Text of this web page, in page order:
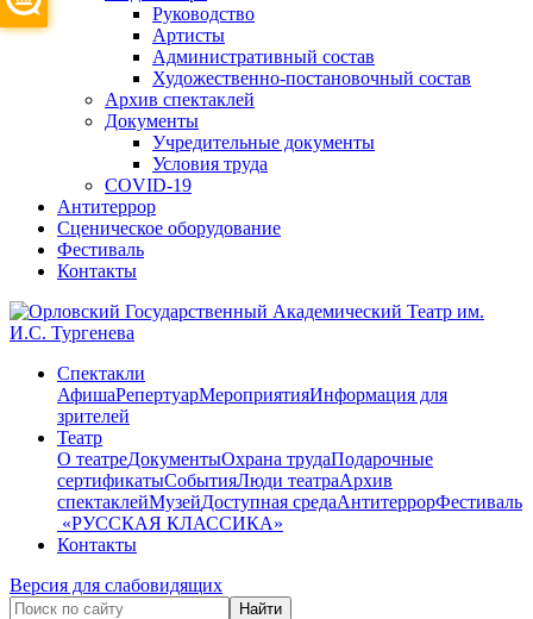
Руководство
Артисты
Административный состав
Художественно-постановочный состав
Архив спектаклей
Документы
Учредительные документы
Условия труда
COVID-19
Антитеррор
Сценическое оборудование
Фестиваль
Контакты
Спектакли
АфишаРепертуарМероприятияИнформация для
зрителей
Театр
О театреДокументыОхрана трудаПодарочные
сертификатыСобытияЛюди театраАрхив
спектаклейМузейДоступная средаАнтитеррорФестиваль
​ «РУССКАЯ КЛАССИКА»
Контакты
Версия для слабовидящих
Найти